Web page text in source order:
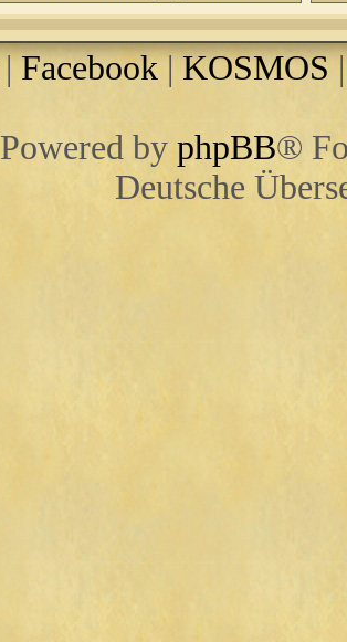
|Facebook | KOSMOS
Powered by phpBB®
Deutsche